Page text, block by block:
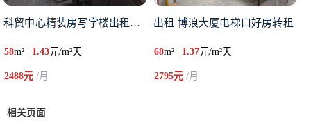
科贸中心精装房写字楼出租，租金
58m² | 1.43元/m²天
2488元 /月
出租 博浪大厦电梯口好房转租
68m² | 1.37元/m²天
2795元/月
相关页面